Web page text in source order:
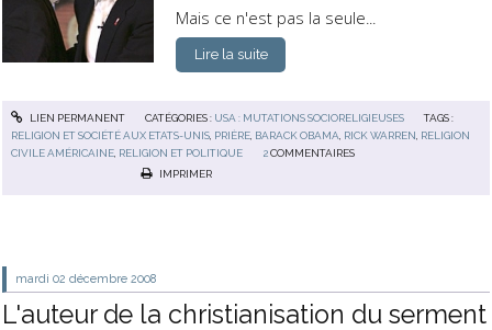
Mais ce n'est pas la seule...
Lire la suite
LIEN PERMANENT CATÉGORIES : USA : MUTATIONS SOCIORELIGIEUSES
TAGS :
RELIGION ET SOCIÉTÉ AUX ETATS-UNIS PRIÈRE BARACK OBAMA RICK WARREN RELIGION
CIVILE AMÉRICAINE RELIGION ET POLITIQUE 2 COMMENTAIRES
IMPRIMER
mardi 02 décembre 2008
L'auteur de la christianisation du serment